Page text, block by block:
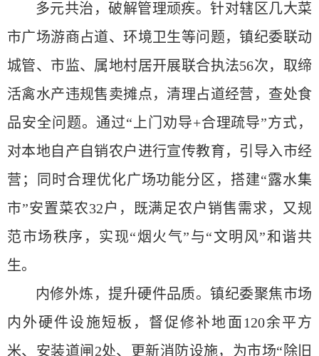
多元共治，破解管理顽疾。针对辖区几大菜
市广场游商占道、环境卫生等问题，镇纪委联动
城管、市监、属地村居开展联合执法56次，取缔
活禽水产违规售卖摊点，清理占道经营，查处食
品安全问题。通过“上门劝导+合理疏导”方式，
对本地自产自销农户进行宣传教育，引导入市经
营；同时合理优化广场功能分区，搭建“露水集
市”安置菜农32户，既满足农户销售需求，又规
范市场秩序，实现“烟火气”与“文明风”和谐共
生。
内修外炼，提升硬件品质。镇纪委聚焦市场
内外硬件设施短板，督促修补地面120余平方
米、安装道闸2处、更新消防设施，为市场“除旧